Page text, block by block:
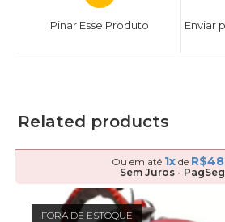
Pinar Esse Produto Enviar
Related products
Ou em até 1x de R$
Sem Juros -
FORA DE ESTOQUE